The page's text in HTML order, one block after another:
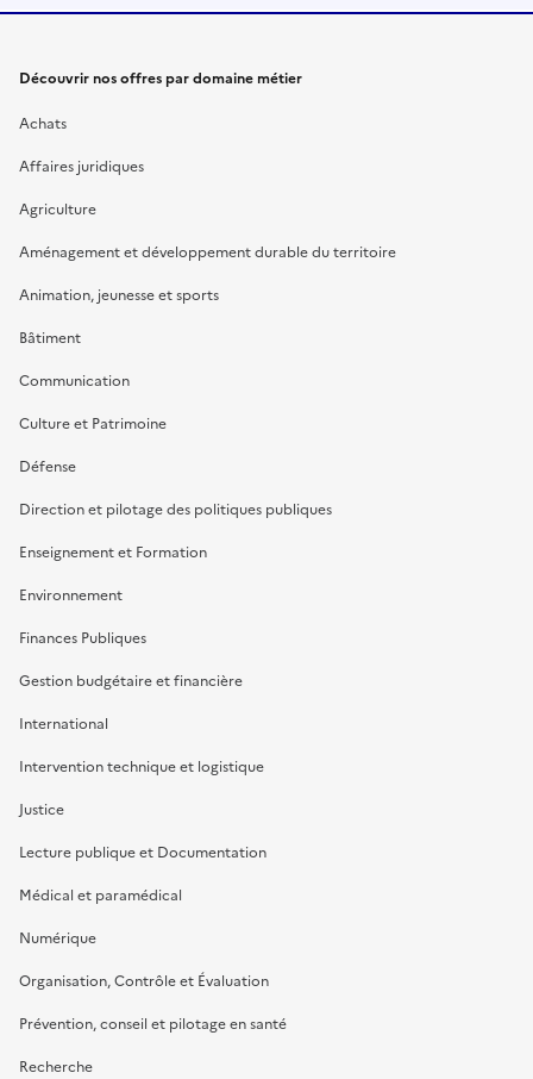
Découvrir nos offres par domaine métier
Achats
Affaires juridiques
Agriculture
Aménagement et développement durable du territoire
Animation, jeunesse et sports
Bâtiment
Communication
Culture et Patrimoine
Défense
Direction et pilotage des politiques publiques
Enseignement et Formation
Environnement
Finances Publiques
Gestion budgétaire et financière
International
Intervention technique et logistique
Justice
Lecture publique et Documentation
Médical et paramédical
Numérique
Organisation, Contrôle et Évaluation
Prévention, conseil et pilotage en santé
Recherche